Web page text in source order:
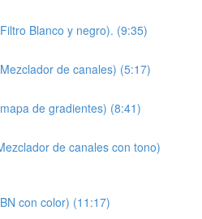
Blanco y negro). (9:35)
de canales) (5:17)
de gradientes) (8:41)
de canales con tono)
con color) (11:17)